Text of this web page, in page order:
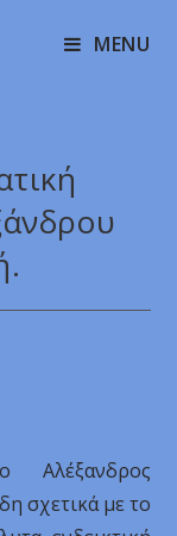
MENU
σχετικά με το